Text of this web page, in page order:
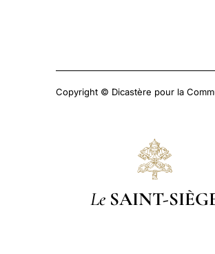
Copyright © Dicastère pour la
Le SAINT-